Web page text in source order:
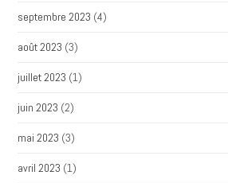
septembre 2023 (4)
août 2023 (3)
juillet 2023 (1)
juin 2023 (2)
mai 2023 (3)
avril 2023 (1)